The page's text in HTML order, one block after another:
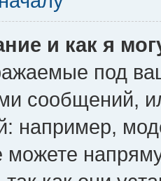
и как я
под
сообщений,
например,